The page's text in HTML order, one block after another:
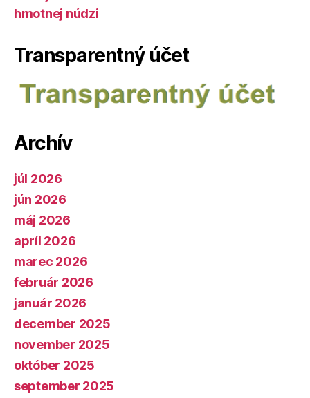
hmotnej núdzi
Transparentný účet
Archív
júl 2026
jún 2026
máj 2026
apríl 2026
marec 2026
február 2026
január 2026
december 2025
november 2025
október 2025
september 2025